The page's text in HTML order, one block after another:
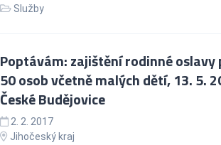
Služby
Poptávám: zajištění rodinné oslavy
50 osob včetně malých dětí, 13. 5.
České Budějovice
2. 2. 2017
Jihočeský kraj